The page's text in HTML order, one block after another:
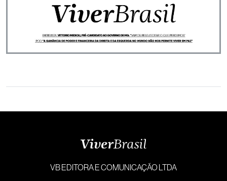
VB EDITORA E COMUNICAÇÃO LTDA